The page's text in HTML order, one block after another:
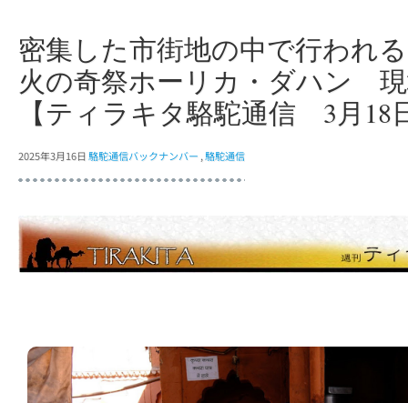
密集した市街地の中で行われ
火の奇祭ホーリカ・ダハン
【ティラキタ駱駝通信 3月18
2025年3月16日駱駝通信バックナンバー ,駱駝通信